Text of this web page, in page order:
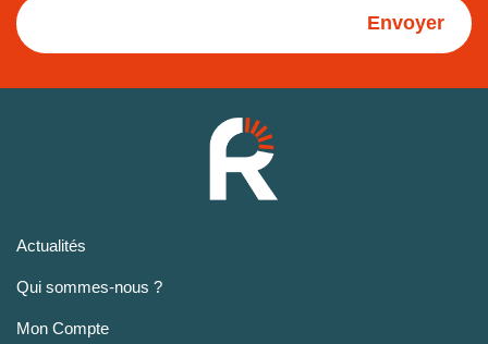
Envoyer
Actualités
Qui sommes-nous ?
Mon Compte